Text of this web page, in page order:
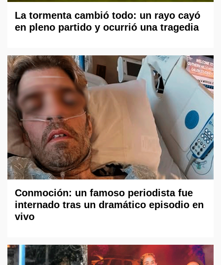
La tormenta cambió todo: un rayo cayó
en pleno partido y ocurrió una tragedia
Conmoción: un famoso periodista fue
internado tras un dramático episodio en
vivo